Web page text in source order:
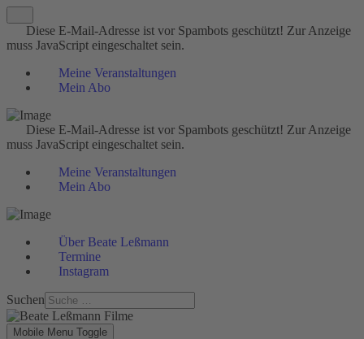
Diese E-Mail-Adresse ist vor Spambots geschützt! Zur Anzeige
muss JavaScript eingeschaltet sein.
Meine Veranstaltungen
Mein Abo
Diese E-Mail-Adresse ist vor Spambots geschützt! Zur Anzeige
muss JavaScript eingeschaltet sein.
Meine Veranstaltungen
Mein Abo
Über Beate Leßmann
Termine
Instagram
Suchen
Mobile Menu Toggle